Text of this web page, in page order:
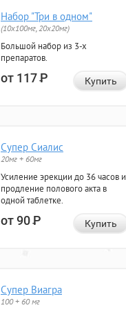
Набор "Три в одном"
(10x100мг, 20x20мг)
Большой набор из 3-х
препаратов.
от 117Р Купить
Супер Сиалис
20мг + 60мг
Усиление эрекции до 36 часов и
продление полового акта в
одной таблетке.
от 90Р Купить
Супер Виагра
100 + 60 мг